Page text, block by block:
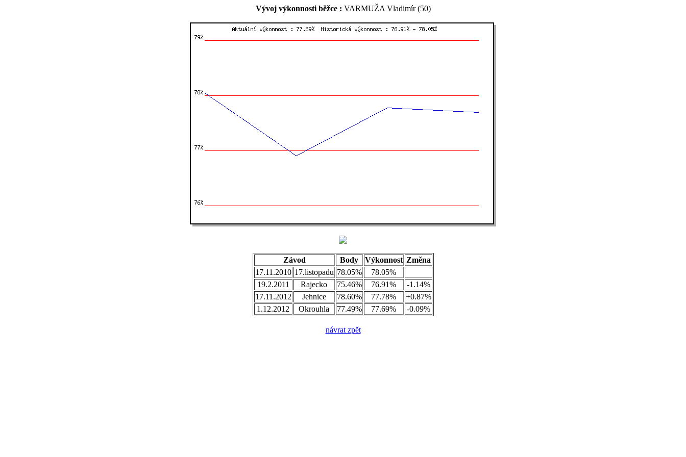
Vývoj výkonnosti běžce : VARMUŽA Vladimír (50)
Závod Body Výkonnost Změna
17.11.2010 17.listopadu 78.05%
78.05%
19.2.2011
Rajecko 75.46% 76.91%
-1.14%
17.11.2012
Jehnice 78.60% 77.78%
+0.87%
1.12.2012
Okrouhla 77.49% 77.69% -0.09%
návrat zpět